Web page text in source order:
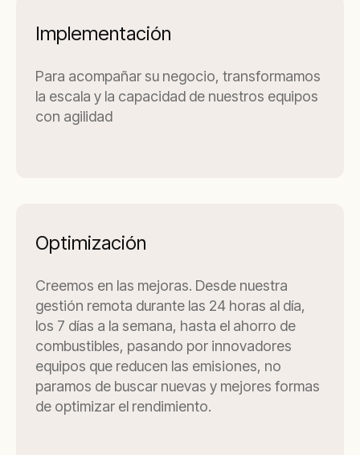
Implementación
Para acompañar su negocio, transformamos
la escala y la capacidad de nuestros equipos
con agilidad
Optimización
Creemos en las mejoras. Desde nuestra
gestión remota durante las 24 horas al día,
los 7 días a la semana, hasta el ahorro de
combustibles, pasando por innovadores
equipos que reducen las emisiones, no
paramos de buscar nuevas y mejores formas
de optimizar el rendimiento.